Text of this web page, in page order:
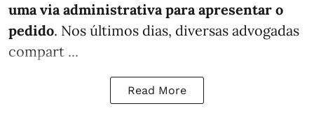
uma via administrativa para apresentar o
pedido. Nos últimos dias, diversas advogadas
compart ...
Read More